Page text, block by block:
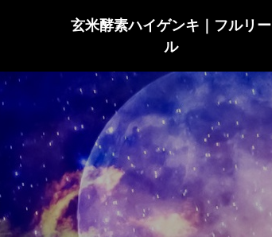
玄米酵素ハイゲンキ｜フルリー
ル